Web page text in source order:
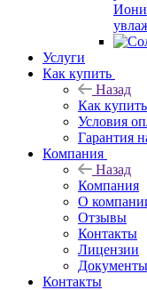
Услуги
Как купить
Назад
Как купить
Условия
Гарантия
Компания
Назад
Компания
О
Отзывы
Контакты
Лицензии
Документы
Контакты